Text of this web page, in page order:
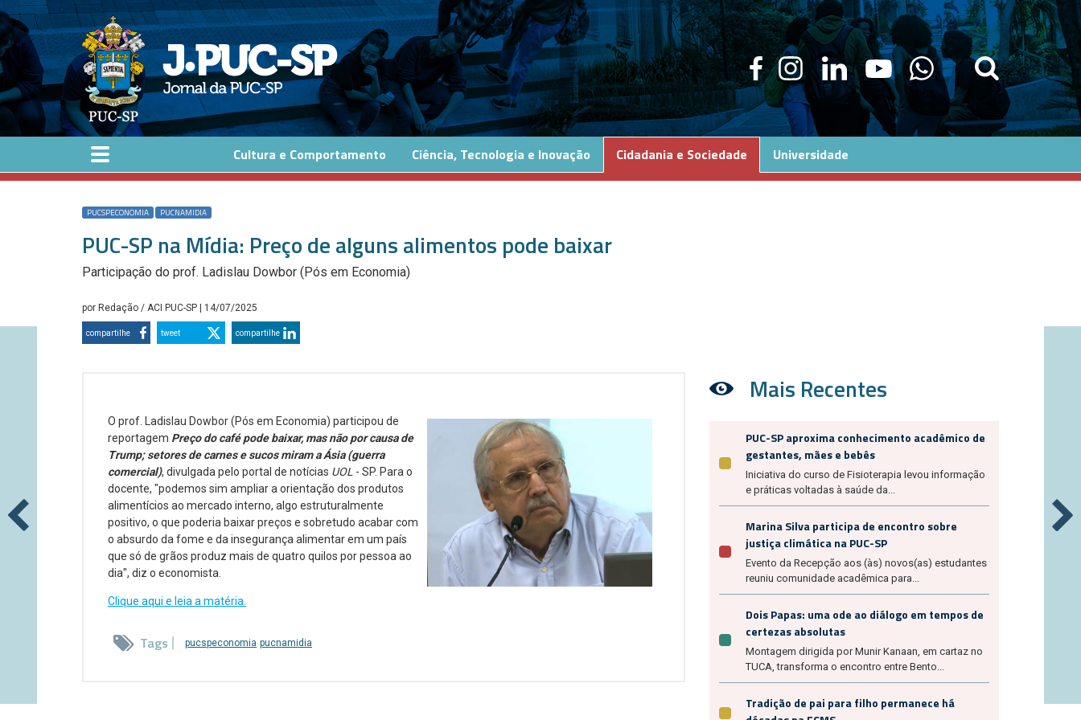
Pular para o conteúdo principal
Cultura e Comportamento Ciência, Tecnologia e Inovação Cidadania e Sociedade Universidade
PUCSPECONOMIA PUCNAMIDIA
PUC-SP na Mídia: Preço de alguns alimentos pode baixar
Participação do prof. Ladislau Dowbor (Pós em Economia)
por Redação / ACI PUC-SP | 14/07/2025
compartilhe tweet compartilhe
O prof. Ladislau Dowbor (Pós em Economia) participou de
reportagem Preço do café pode baixar, mas não por causa de
Trump; setores de carnes e sucos miram a Ásia (guerra
comercial), divulgada pelo portal de notícias UOL - SP. Para o
docente, "podemos sim ampliar a orientação dos produtos
alimentícios ao mercado interno, algo estruturalmente
positivo, o que poderia baixar preços e sobretudo acabar com
o absurdo da fome e da insegurança alimentar em um país
que só de grãos produz mais de quatro quilos por pessoa ao
dia", diz o economista.
Clique aqui e leia a matéria.
Tags pucspeconomia pucnamidia
Mais Recentes
PUC-SP aproxima conhecimento acadêmico de
gestantes, mães e bebês
Iniciativa do curso de Fisioterapia levou informação
e práticas voltadas à saúde da...
Marina Silva participa de encontro sobre
justiça climática na PUC-SP
Evento da Recepção aos (às) novos(as) estudantes
reuniu comunidade acadêmica para...
Dois Papas: uma ode ao diálogo em tempos de
certezas absolutas
Montagem dirigida por Munir Kanaan, em cartaz no
TUCA, transforma o encontro entre Bento...
Tradição de pai para filho permanece há